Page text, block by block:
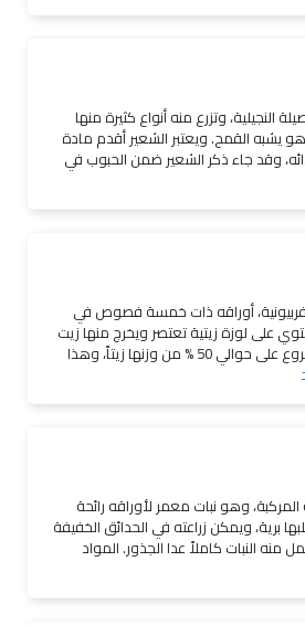
النجيلية، وتزرع منه أنواع كثيرة منها
يشبه القمح. ويعتبر الشعير أقدم مادة
وقد جاء ذكر الشعير ضمن الحبوب في
أوراقه ذات خمسة فصوص في
على لوزة زيتية تعتصر ويخرج منها زيت
مشهور، وتحتوي بذرة الخروع على حوالي 50 % من وزنها زيتاً، وهذا
وهو نبات معمر لأوراقه رائحة
برية، ويمكن زراعته في الحدائق الخفيفة
منه النبات كاملاً عدا الجذور. المواد